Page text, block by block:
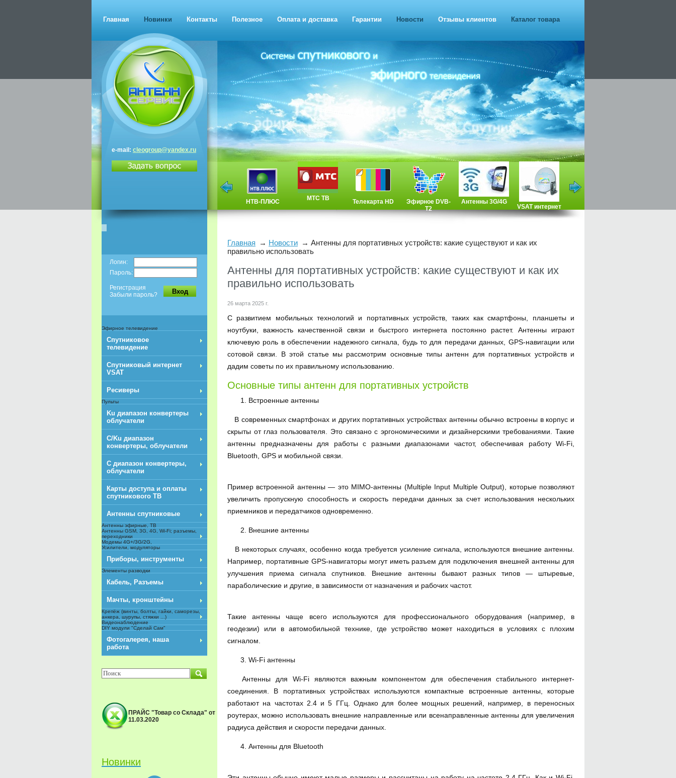
Главная Новинки Контакты Полезное Оплата и доставка Гарантии Новости Отзывы клиентов Каталог товара
e-mail: cleogroup@yandex.ru
Триколор
НТВ-ПЛЮС МТС ТВ Телекарта HD
Эфирное DVB-
T2
Антенны 3G/4G
VSAT интернет
Главная Новости
Антенны для портативных устройств: какие существуют и как их
правильно использовать
Антенны для портативных устройств: какие существуют и как их
правильно использовать
26 марта 2025 г.
С развитием мобильных технологий и портативных устройств, таких как смартфоны, планшеты и
ноутбуки, важность качественной связи и быстрого интернета постоянно растет. Антенны играют
ключевую роль в обеспечении надежного сигнала, будь то для передачи данных, GPS-навигации или
сотовой связи. В этой статье мы рассмотрим основные типы антенн для портативных устройств и
дадим советы по их правильному использованию.
Основные типы антенн для портативных устройств
Встроенные антенны
В современных смартфонах и других портативных устройствах антенны обычно встроены в корпус и
скрыты от глаз пользователя. Это связано с эргономическими и дизайнерскими требованиями. Такие
антенны предназначены для работы с разными диапазонами частот, обеспечивая работу Wi-Fi,
Bluetooth, GPS и мобильной связи.
Пример встроенной антенны — это MIMO-антенны (Multiple Input Multiple Output), которые позволяют
увеличить пропускную способность и скорость передачи данных за счет использования нескольких
приемников и передатчиков одновременно.
Внешние антенны
В некоторых случаях, особенно когда требуется усиление сигнала, используются внешние антенны.
Например, портативные GPS-навигаторы могут иметь разъем для подключения внешней антенны для
улучшения приема сигнала спутников. Внешние антенны бывают разных типов — штыревые,
параболические и другие, в зависимости от назначения и рабочих частот.
Такие антенны чаще всего используются для профессионального оборудования (например, в
геодезии) или в автомобильной технике, где устройство может находиться в условиях с плохим
сигналом.
Wi-Fi антенны
Антенны для Wi-Fi являются важным компонентом для обеспечения стабильного интернет-
соединения. В портативных устройствах используются компактные встроенные антенны, которые
работают на частотах 2.4 и 5 ГГц. Однако для более мощных решений, например, в переносных
роутерах, можно использовать внешние направленные или всенаправленные антенны для увеличения
радиуса действия и скорости передачи данных.
Антенны для Bluetooth
Логин:
Пароль:
Регистрация
Забыли пароль?
Вход
Эфирное телевидение
Спутниковое
телевидение
Спутниковый интернет
VSAT
Ресиверы
Пульты
Ku диапазон конвертеры
облучатели
C/Ku диапазон
конвертеры, облучатели
С диапазон конвертеры,
облучатели
Карты доступа и оплаты
спутникового ТВ
Антенны спутниковые
Антенны эфирные, ТВ
Антенны GSM, 3G, 4G, Wi-Fi; разъемы,
переходники
Модемы 4G+/3G/2G,
Усилители, модуляторы
Приборы, инструменты
Элементы разводки
Кабель, Разъемы
Мачты, кронштейны
Крепёж (винты, болты, гайки, саморезы,
анкера, шурупы, стяжки ...)
Видеонаблюдение
DIY модули "Сделай Сам"
Фотогалерея, наша
работа
ПРАЙС "Товар со Склада" от
11.03.2020
Новинки
Спутниковый
Сверхвыгодная
рассрочка!»